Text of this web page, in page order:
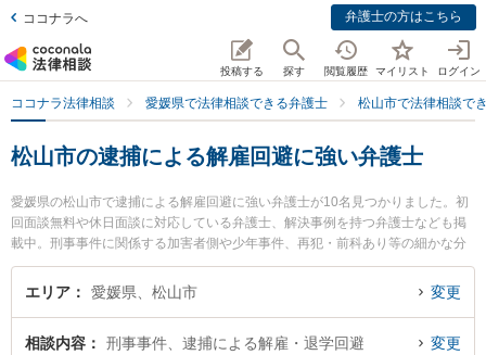
ココナラへ 弁護士の方はこちら
投稿する 探す 閲覧履歴 マイリスト ログイン
ココナラ法律相談 愛媛県で法律相談できる弁護士 松山市で法律相談で
松山市の逮捕による解雇回避に強い弁護士
愛媛県の松山市で逮捕による解雇回避に強い弁護士が10名見つかりました。初
回面談無料や休日面談に対応している弁護士、解決事例を持つ弁護士なども掲
載中。刑事事件に関係する加害者側や少年事件、再犯・前科あり等の細かな分
野での絞り込み検索もでき便利です。特にnac刑事法律事務所の中村 元起弁護
士やベリーベスト法律事務所 松山オフィスの東角 祐磨弁護士、きぼう綜合法律
を今すぐに弁護士に相談したい』『逮捕による解雇回避のトラブル解決の実績
エリア 愛媛県、松山市 変更
相談内容 刑事事件、逮捕による解雇・退学回避 変更